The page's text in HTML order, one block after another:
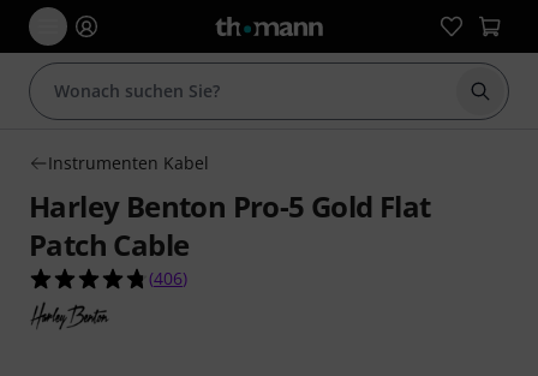
Suche
Instrumenten Kabel
Harley Benton Pro-5 Gold Flat
Patch Cable
4.8 von 5 Sternen aus 406 Kundenbewertungen
(406)